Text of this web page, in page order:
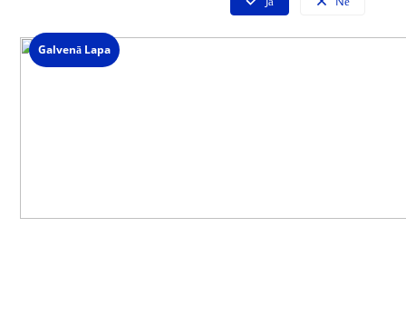
Spied uz čata ikonas lapas labajā stūrī un izvēlies saziņas veidu.
Galvenā Lapa